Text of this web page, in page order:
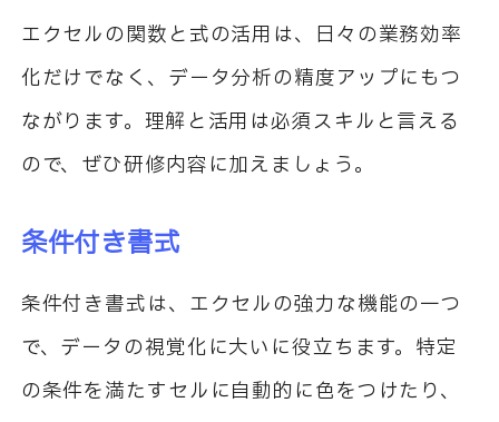
エクセルの関数と式の活用は、日々の業務効率
化だけでなく、データ分析の精度アップにもつ
ながります。理解と活用は必須スキルと言える
ので、ぜひ研修内容に加えましょう。
条件付き書式
条件付き書式は、エクセルの強力な機能の一つ
で、データの視覚化に大いに役立ちます。特定
の条件を満たすセルに自動的に色をつけたり、